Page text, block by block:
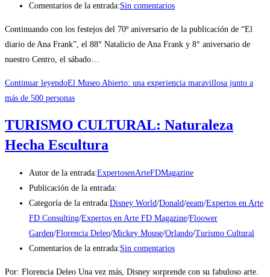
Comentarios de la entrada:Sin comentarios
Continuando con los festejos del 70º aniversario de la publicación de “El
diario de Ana Frank”, el 88° Natalicio de Ana Frank y 8° aniversario de
nuestro Centro, el sábado…
Continuar leyendoEl Museo Abierto: una experiencia maravillosa junto a
más de 500 personas
TURISMO CULTURAL: Naturaleza
Hecha Escultura
Autor de la entrada:ExpertosenArteFDMagazine
Publicación de la entrada:
Categoría de la entrada:Disney World/Donald/eeam/Expertos en Arte
FD Consulting/Expertos en Arte FD Magazine/Floower
Garden/Florencia Deleo/Mickey Mouse/Orlando/Turismo Cultural
Comentarios de la entrada:Sin comentarios
Por: Florencia Deleo Una vez más, Disney sorprende con su fabuloso arte.